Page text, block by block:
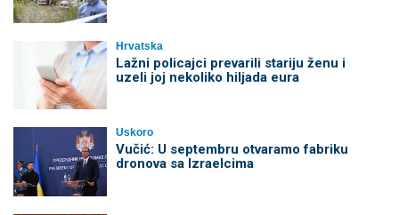
Hrvatska
Lažni policajci prevarili stariju ženu i
uzeli joj nekoliko hiljada eura
Uskoro
Vučić: U septembru otvaramo fabriku
dronova sa Izraelcima